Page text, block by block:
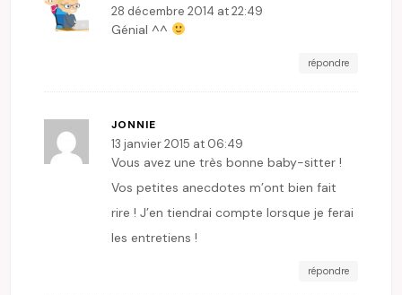
28 décembre 2014 at 22:49
Génial ^^
répondre
JONNIE
13 janvier 2015 at 06:49
Vous avez une très bonne baby-sitter !
Vos petites anecdotes m’ont bien fait
rire ! J’en tiendrai compte lorsque je ferai
les entretiens !
répondre